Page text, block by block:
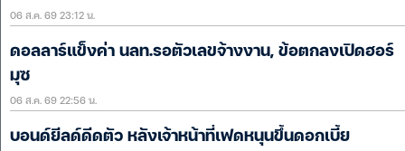
06 ส.ค. 69 23:12 น.
ดอลลาร์แข็งค่า นลท.รอตัวเลขจ้างงาน, ข้อตกลงเปิดฮอร์
มุซ
06 ส.ค. 69 22:56 น.
บอนด์ยีลด์ดีดตัว หลังเจ้าหน้าที่เฟดหนุนขึ้นดอกเบี้ย